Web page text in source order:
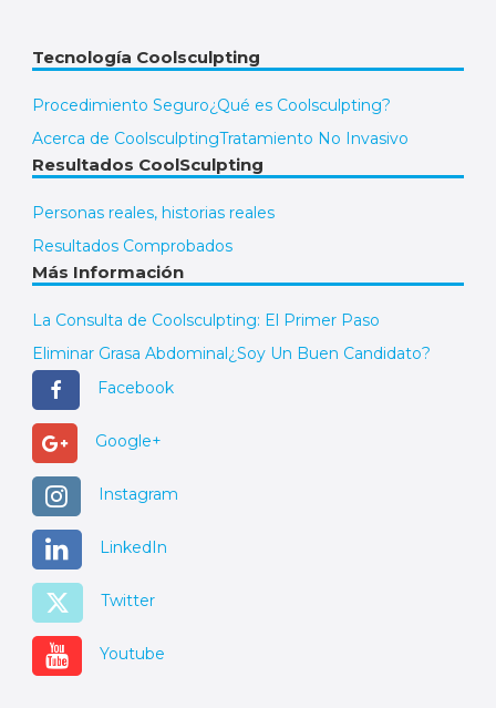
Tecnología Coolsculpting
Procedimiento Seguro¿Qué es Coolsculpting?
Acerca de CoolsculptingTratamiento No Invasivo
Resultados CoolSculpting
Personas reales, historias reales
Resultados Comprobados
Más Información
La Consulta de Coolsculpting: El Primer Paso
Eliminar Grasa Abdominal¿Soy Un Buen Candidato?
Facebook
Google+
Instagram
LinkedIn
Twitter
Youtube